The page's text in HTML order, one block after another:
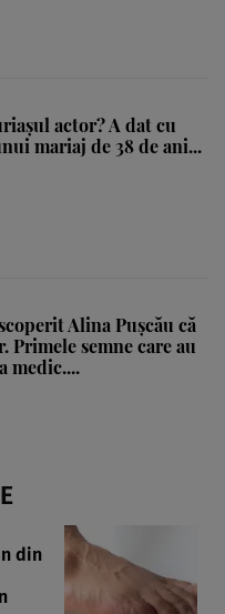
actor? A dat cu
mariaj de 38 de ani...
Alina Pușcău că
Primele semne care au
medic....
din